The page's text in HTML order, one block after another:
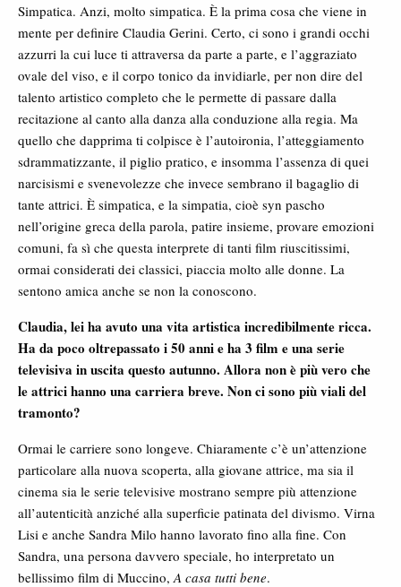
Simpatica. Anzi, molto simpatica. È la prima cosa che viene in
mente per definire Claudia Gerini. Certo, ci sono i grandi occhi
azzurri la cui luce ti attraversa da parte a parte, e l’aggraziato
ovale del viso, e il corpo tonico da invidiarle, per non dire del
talento artistico completo che le permette di passare dalla
recitazione al canto alla danza alla conduzione alla regia. Ma
quello che dapprima ti colpisce è l’autoironia, l’atteggiamento
sdrammatizzante, il piglio pratico, e insomma l’assenza di quei
narcisismi e svenevolezze che invece sembrano il bagaglio di
tante attrici. È simpatica, e la simpatia, cioè syn pascho
nell’origine greca della parola, patire insieme, provare emozioni
comuni, fa sì che questa interprete di tanti film riuscitissimi,
ormai considerati dei classici, piaccia molto alle donne. La
sentono amica anche se non la conoscono.
Claudia, lei ha avuto una vita artistica incredibilmente ricca.
Ha da poco oltrepassato i 50 anni e ha 3 film e una serie
televisiva in uscita questo autunno. Allora non è più vero che
le attrici hanno una carriera breve. Non ci sono più viali del
tramonto?
Ormai le carriere sono longeve. Chiaramente c’è un’attenzione
particolare alla nuova scoperta, alla giovane attrice, ma sia il
cinema sia le serie televisive mostrano sempre più attenzione
all’autenticità anziché alla superficie patinata del divismo. Virna
Lisi e anche Sandra Milo hanno lavorato fino alla fine. Con
Sandra, una persona davvero speciale, ho interpretato un
bellissimo film di Muccino, A casa tutti bene.